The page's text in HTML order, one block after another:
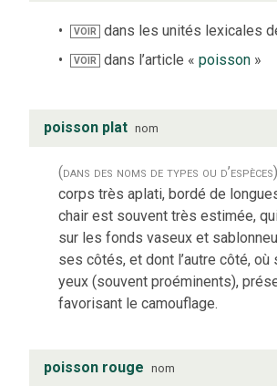
VOIR dans les unités lexicales
VOIR dans l’article «poisson »
poisson plat nom
(dans des noms de types ou d’espèces)
corps très aplati, bordé de
chair est souvent très estimée,
sur les fonds vaseux et
ses côtés, et dont l’autre côté,
yeux (souvent proéminents),
favorisant le camouflage.
poisson rouge nom